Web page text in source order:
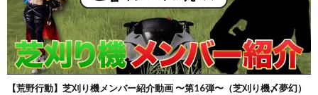
【荒野行動】芝刈り機メンバー紹介動画 〜第16弾〜（芝刈り機〆夢幻）